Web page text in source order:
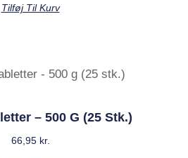
Tilføj Til Kurv
– 500 G (25 Stk.)
66,95 kr.